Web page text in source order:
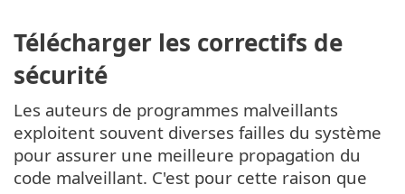
Télécharger les correctifs de
sécurité
Les auteurs de programmes malveillants
exploitent souvent diverses failles du système
pour assurer une meilleure propagation du
code malveillant. C'est pour cette raison que